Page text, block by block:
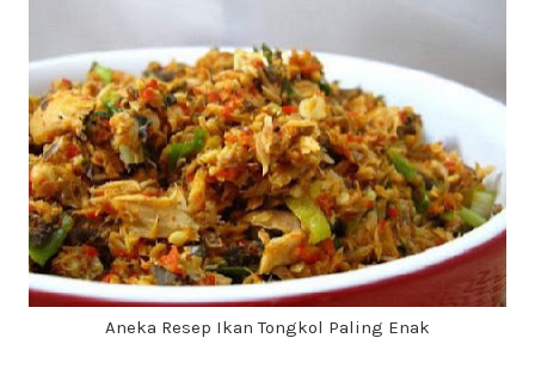
Aneka Resep Ikan Tongkol Paling Enak